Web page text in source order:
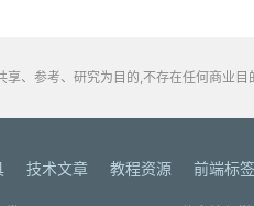
享、参考、研究为目的,不存在任何商业
技术文章 教程资源 前端标签